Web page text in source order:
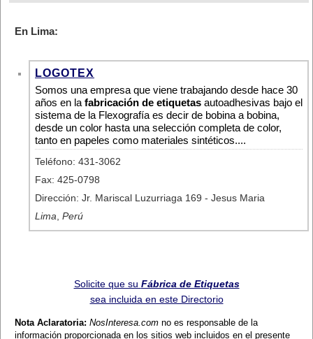
En Lima:
LOGOTEX
Somos una empresa que viene trabajando desde hace 30
años en la fabricación de etiquetas autoadhesivas bajo el
sistema de la Flexografía es decir de bobina a bobina,
desde un color hasta una selección completa de color,
tanto en papeles como materiales sintéticos....
Teléfono: 431-3062
Fax: 425-0798
Dirección: Jr. Mariscal Luzurriaga 169 - Jesus Maria
Lima Perú
Solicite que su Fábrica de Etiquetas
sea incluida en este Directorio
Nota Aclaratoria: NosInteresa.com no es responsable de la
información proporcionada en los sitios web incluidos en el presente